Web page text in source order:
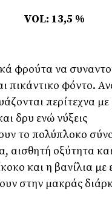
VOL: 13,5 %
φρούτα να
πικάντικο φόντο.
περίτεχνα με
δρυ ενώ νύξεις
το πολύπλοκο
αισθητή οξύτητα
και η βανίλια
στην μακράς